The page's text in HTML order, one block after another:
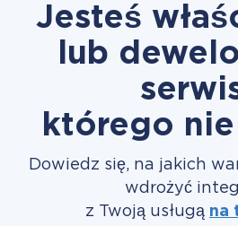
Jesteś
lub
którego nie
Dowiedz się, na jakich
wdrożyć
z Twoją usługą na